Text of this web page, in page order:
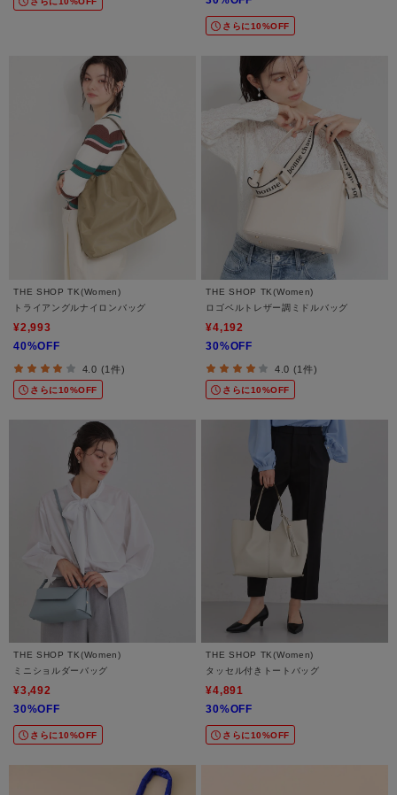
さらに10%OFF
THE SHOP TK(Women)
トライアングルナイロンバッグ
¥2,993
40%OFF
4.0 (1件)
さらに10%OFF
THE SHOP TK(Women)
ロゴベルトレザー調ミドルバッグ
¥4,192
30%OFF
4.0 (1件)
さらに10%OFF
THE SHOP TK(Women)
ミニショルダーバッグ
¥3,492
30%OFF
さらに10%OFF
THE SHOP TK(Women)
タッセル付きトートバッグ
¥4,891
30%OFF
さらに10%OFF